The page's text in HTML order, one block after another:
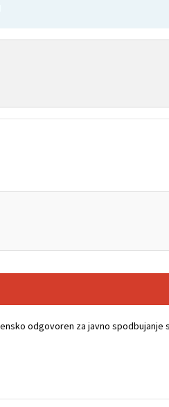
odgovoren za javno spodbujanje